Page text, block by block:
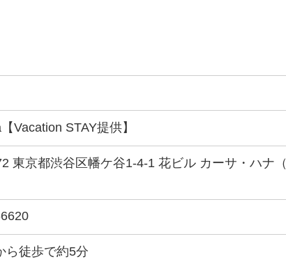
Vacation STAY提供】
東京都渋谷区幡ケ谷1-4-1 花ビル カーサ・ハナ（
ら徒歩で約5分